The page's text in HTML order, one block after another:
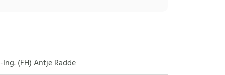
(FH) Antje Radde